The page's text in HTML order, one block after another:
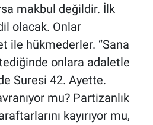
makbul değildir. İlk
olacak. Onlar
ile hükmederler. “Sana
onlara adaletle
Suresi 42. Ayette.
mu? Partizanlık
kayırıyor mu,